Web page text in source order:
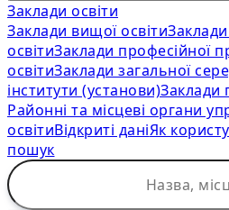
Заклади освіти
Заклади вищої освіти
освітиЗаклади професійної
освітиЗаклади загальної
інститути (установи)Заклади
Районні та місцеві органи
освітиВідкриті даніЯк
пошук